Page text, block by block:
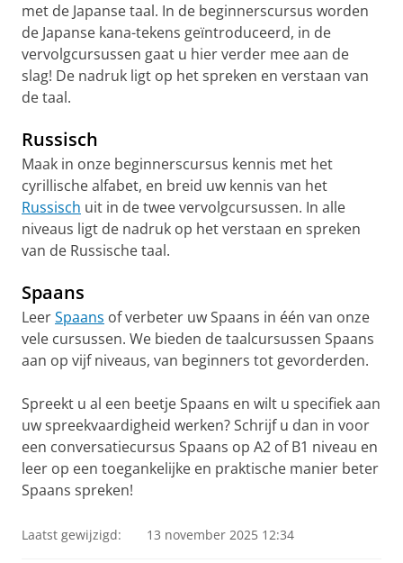
met de Japanse taal. In de beginnerscursus worden
de Japanse kana-tekens geïntroduceerd, in de
vervolgcursussen gaat u hier verder mee aan de
slag! De nadruk ligt op het spreken en verstaan van
de taal.
Russisch
Maak in onze beginnerscursus kennis met het
cyrillische alfabet, en breid uw kennis van het
Russisch uit in de twee vervolgcursussen. In alle
niveaus ligt de nadruk op het verstaan en spreken
van de Russische taal.
Spaans
LeerSpaans of verbeter uw Spaans in één van onze
vele cursussen. We bieden de taalcursussen Spaans
aan op vijf niveaus, van beginners tot gevorderden.
Spreekt u al een beetje Spaans en wilt u specifiek aan
uw spreekvaardigheid werken? Schrijf u dan in voor
een conversatiecursus Spaans op A2 of B1 niveau en
leer op een toegankelijke en praktische manier beter
Spaans spreken!
Laatst gewijzigd: 13 november 2025 12:34